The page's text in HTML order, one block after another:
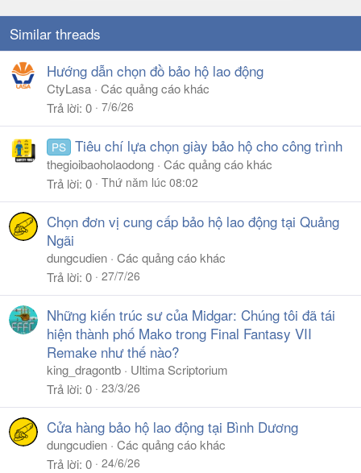
Similar threads
Hướng dẫn chọn đồ bảo hộ lao động
CtyLasa Các quảng cáo khác
Trả lời 0 7/6/26
PS Tiêu chí lựa chọn giày bảo hộ cho công trình
thegioibaoholaodong Các quảng cáo khác
Trả lời 0 Thứ năm lúc 08:02
Chọn đơn vị cung cấp bảo hộ lao động tại Quảng
Ngãi
dungcudien Các quảng cáo khác
Trả lời 0 27/7/26
Những kiến trúc sư của Midgar: Chúng tôi đã tái
hiện thành phố Mako trong Final Fantasy VII
Remake như thế nào?
king_dragontb
Ultima Scriptorium
Trả lời 0 23/3/26
Cửa hàng bảo hộ lao động tại Bình Dương
dungcudien Các quảng cáo khác
Trả lời 0 24/6/26